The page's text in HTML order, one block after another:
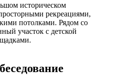
историческом
рекреациями,
потолками. Рядом со
участок с детской